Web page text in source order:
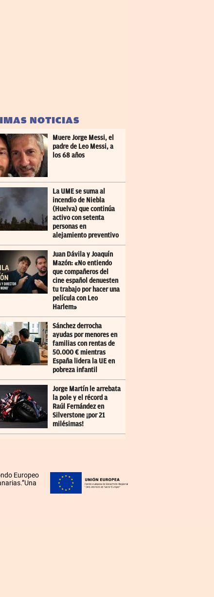
NOTICIAS
Muere Jorge Messi, el
padre de Leo Messi, a
los 68 años
La UME se suma al
incendio de Niebla
(Huelva) que continúa
activo con setenta
personas en
alejamiento preventivo
Juan Dávila y Joaquín
Mazón: «No entiendo
que compañeros del
cine español denuesten
tu trabajo por hacer una
película con Leo
Harlem»
Sánchez derrocha
ayudas por menores en
familias con rentas de
50.000 € mientras
España lidera la UE en
pobreza infantil
Jorge Martín le arrebata
la pole y el récord a
Raúl Fernández en
Silverstone ¡por 21
milésimas!
Europeo